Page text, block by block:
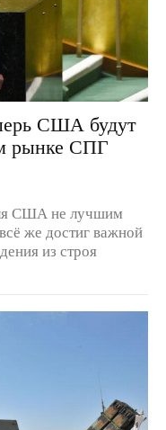
США будут
рынке СПГ
США не лучшим
же достиг важной
из строя